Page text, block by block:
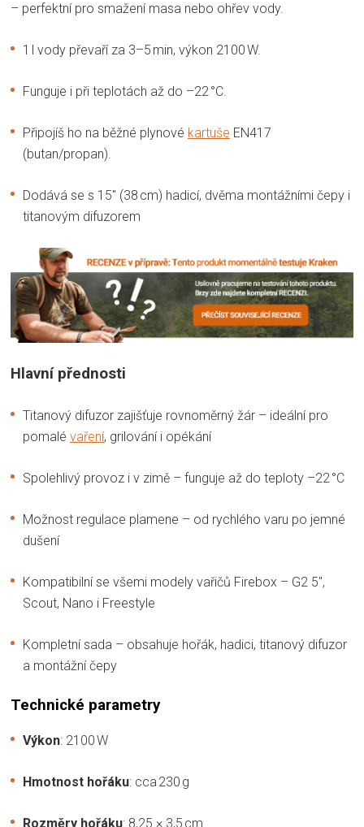
– perfektní pro smažení masa nebo ohřev vody.
1 l vody převaří za 3–5 min, výkon 2100 W.
Funguje i při teplotách až do –22 °C.
Připojíš ho na běžné plynové kartuše EN417
(butan/propan).
Dodává se s 15″ (38 cm) hadicí, dvěma montážními čepy i
titanovým difuzorem
Hlavní přednosti
Titanový difuzor zajišťuje rovnoměrný žár – ideální pro
pomalé vaření, grilování i opékání
Spolehlivý provoz i v zimě – funguje až do teploty –22 °C
Možnost regulace plamene – od rychlého varu po jemné
dušení
Kompatibilní se všemi modely vařičů Firebox – G2 5",
Scout, Nano i Freestyle
Kompletní sada – obsahuje hořák, hadici, titanový difuzor
a montážní čepy
Technické parametry
Výkon: 2100 W
Hmotnost hořáku: cca 230 g
Rozměry hořáku: 8,25 × 3,5 cm